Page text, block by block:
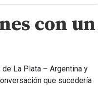
con un
La Plata – Argentina y
que sucedería